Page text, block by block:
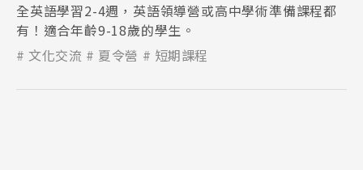
全英語學習2-4週，英語領導營或高中學術準備課程都
有！適合年齡9-18歲的學生。
文化交流
夏令營 短期課程